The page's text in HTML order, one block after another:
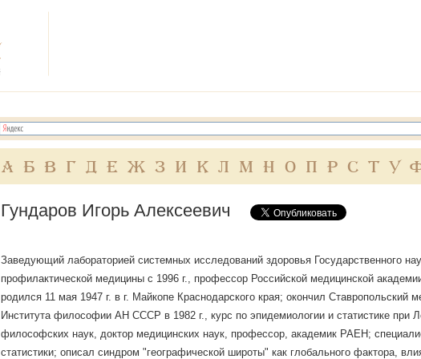
А Б В Г Д Е Ж З И К Л М Н О П Р С Т У
Гундаров Игорь Алексеевич
Заведующий лабораторией системных исследований здоровья Государственного
профилактической медицины с 1996 г., профессор Российской медицинской
родился 11 мая 1947 г. в г. Майкопе Краснодарского края; окончил Ставропольский
Института философии АН СССР в 1982 г., курс по эпидемиологии и статистике при
философских наук, доктор медицинских наук, профессор, академик РАЕН;
статистики; описал синдром "географической широты" как глобального фактора,